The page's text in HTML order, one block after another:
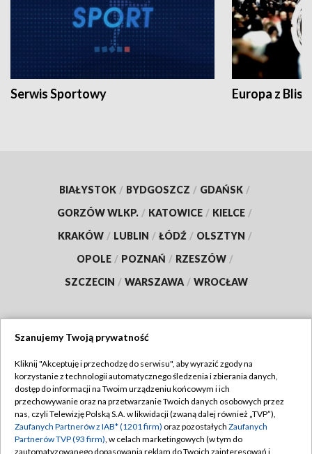
Serwis Sportowy Europa z
BIAŁYSTOK / BYDGOSZCZ / GDAŃSK /
GORZÓW WLKP. / KATOWICE / KIELCE /
KRAKÓW / LUBLIN / ŁÓDŹ / OLSZTYN /
OPOLE / POZNAŃ / RZESZÓW /
SZCZECIN / WARSZAWA / WROCŁAW
TVP
Abonament TVP
Emisja w TVP
Centrum informacji TVP
Regulamin TVP
Polityka prywatności
Moje zgody
Szanujemy Twoją prywatność
Kliknij "Akceptuję i przechodzę do serwisu", aby wyrazić zgody na
korzystanie z technologii automatycznego śledzenia i zbierania danych,
dostęp do informacji na Twoim urządzeniu końcowym i ich
przechowywanie oraz na przetwarzanie Twoich danych osobowych przez
nas, czyli Telewizję Polską S.A. w likwidacji (zwaną dalej również „TVP”),
Zaufanych Partnerów z IAB* (1201 firm) oraz pozostałych Zaufanych
Partnerów TVP (93 firm), w celach marketingowych (w tym do
zautomatyzowanego dopasowania reklam do Twoich zainteresowań i